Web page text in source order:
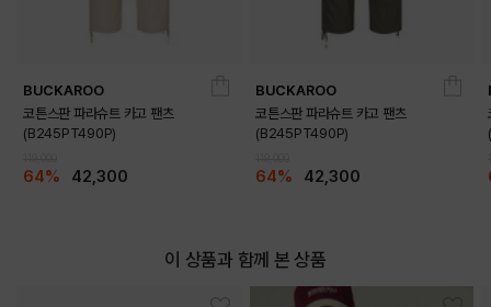
BUCKAROO
코튼스판 파라슈트 카고 팬츠
(B245PT490P)
64% 42,300
BUCKAROO
코튼스판 파라슈트 카고 팬츠
(B245PT490P)
64% 42,300
이 상품과 함께 본 상품